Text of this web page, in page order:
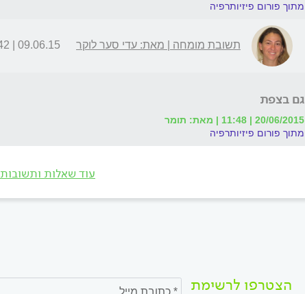
מתוך פורום פיזיותרפיה
תשובת מומחה | מאת: עדי סער לוקר 09.06.15 | 21:42
גם בצפת
20/06/2015 | 11:48 | מאת: תומר
מתוך פורום פיזיותרפיה
עוד שאלות ותשובות
הצטרפו לרשימת